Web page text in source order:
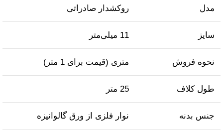
مدل روکشدار صادراتی
سایز 11 میلی‌متر
نحوه فروش متری (قیمت برای 1 متر)
طول کلاف 25 متر
جنس بدنه نوار فلزی از ورق گالوانیزه